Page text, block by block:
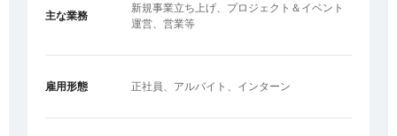
主な業務
新規事業立ち上げ、プロジェクト＆イベント
運営、営業等
雇用形態 正社員、アルバイト、インターン